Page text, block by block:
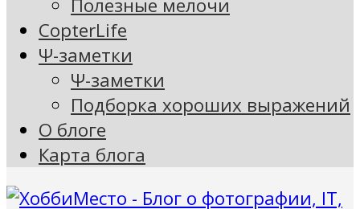
Полезные мелочи
CopterLife
Ψ-заметки
Ψ-заметки
Подборка хороших выражений
О блоге
Карта блога